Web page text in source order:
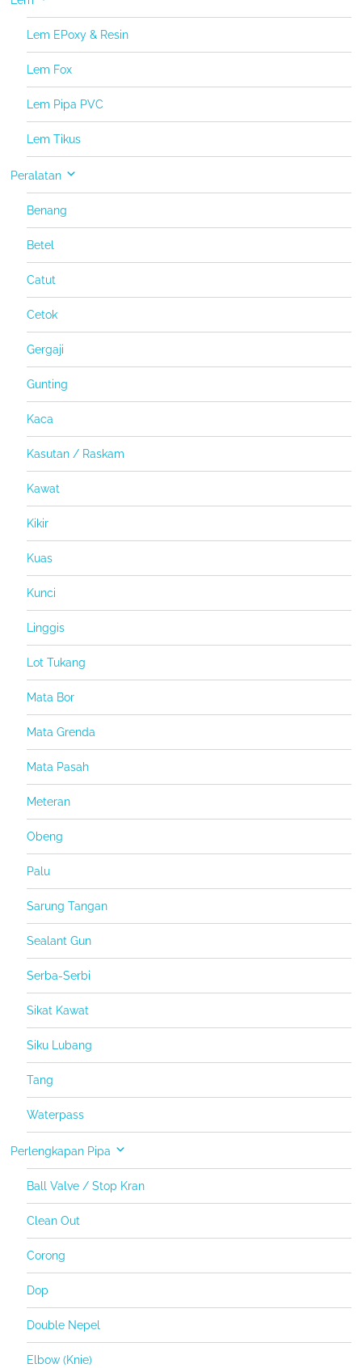
Lem EPoxy & Resin
Lem Fox
Lem Pipa PVC
Lem Tikus
Peralatan
Benang
Betel
Catut
Cetok
Gergaji
Gunting
Kaca
Kasutan / Raskam
Kawat
Kikir
Kuas
Kunci
Linggis
Lot Tukang
Mata Bor
Mata Grenda
Mata Pasah
Meteran
Obeng
Palu
Sarung Tangan
Sealant Gun
Serba-Serbi
Sikat Kawat
Siku Lubang
Tang
Waterpass
Perlengkapan Pipa
Ball Valve / Stop Kran
Clean Out
Corong
Dop
Double Nepel
Elbow (Knie)